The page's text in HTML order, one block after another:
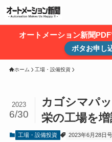
オートメーション新聞
ボタお申し
ホーム 工場・設備投資
カゴシマパ
栄の工場を
2023
6/30
工場・設備投資 2023年6月28日号